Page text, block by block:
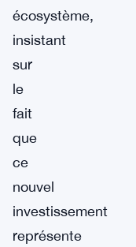
écosystème,
insistant
sur
le
fait
que
ce
nouvel
investissement
représente